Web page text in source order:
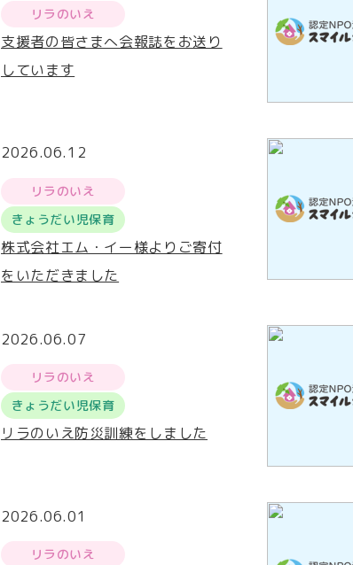
リラのいえ
支援者の皆さまへ会報誌をお送り
しています
2026.06.12
リラのいえ
きょうだい児保育
株式会社エム・イー様よりご寄付
をいただきました
2026.06.07
リラのいえ
きょうだい児保育
リラのいえ防災訓練をしました
2026.06.01
リラのいえ